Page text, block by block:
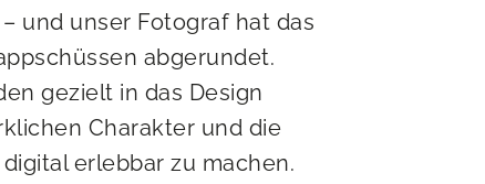
und unser Fotograf hat das
abgerundet.
gezielt in das Design
Charakter und die
erlebbar zu machen.